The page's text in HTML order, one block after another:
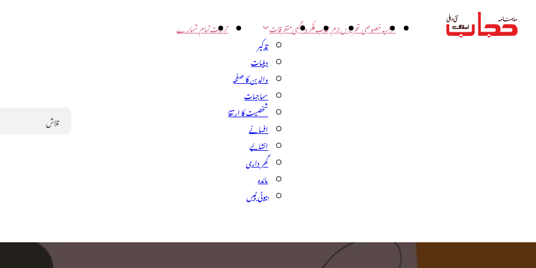
اداریہخصوصی تحریریںبزم حجابفکر و آگہیمتفرقات
تذکیر
دینیات
والدین کا صفحہ
سماجیات
شخصیت کا ارتقا
افسانے
انشائیے
گھر داری
مائدہ
بیوٹی ٹپس
تربیتتمام شمارے
Search